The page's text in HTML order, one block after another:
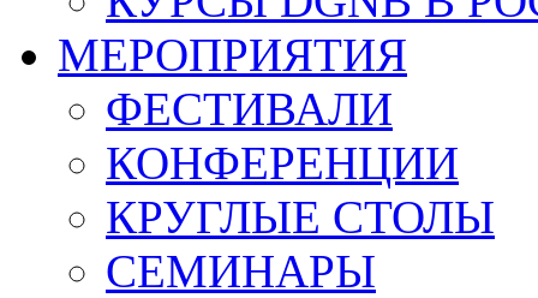
МЕРОПРИЯТИЯ
ФЕСТИВАЛИ
КОНФЕРЕНЦИИ
КРУГЛЫЕ СТОЛЫ
СЕМИНАРЫ